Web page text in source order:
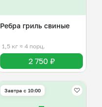
Ребра гриль свиные
1,5 кг ≈ 4 порц.
2 750 ₽
Завтра c 10:00